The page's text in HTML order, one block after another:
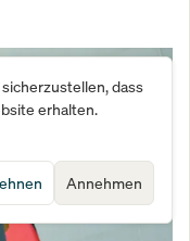
dass
erhalten.
Annehmen